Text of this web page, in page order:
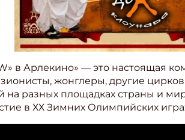
в Арлекино» — это настоящая
жонглеры, другие
на разных площадках страны и
в ХХ Зимних Олимпийских